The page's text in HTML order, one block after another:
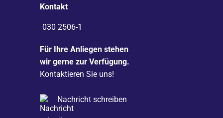
Kontakt
030 2506-1
Für Ihre Anliegen stehen
wir gerne zur Verfügung.
Kontaktieren Sie uns!
Nachricht schreiben